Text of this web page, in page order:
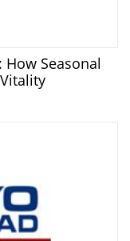
Seasonal